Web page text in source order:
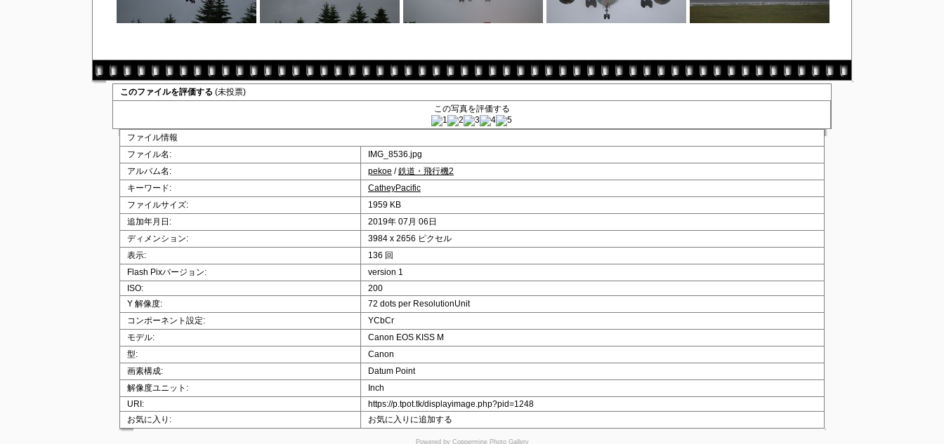
このファイルを評価する (未投票)
この写真を評価する
ファイル情報
ファイル名:
IMG_8536.jpg
アルバム名:
pekoe /鉄道・飛行機2
キーワード:
CatheyPacific
ファイルサイズ:
1959 KB
追加年月日:
2019年 07月 06日
ディメンション:
3984 x 2656 ピクセル
表示:
136 回
Flash Pixバージョン:
version 1
ISO:
200
Y 解像度:
72 dots per ResolutionUnit
コンポーネント設定:
YCbCr
モデル:
Canon EOS KISS M
型:
Canon
画素構成:
Datum Point
解像度ユニット:
Inch
URI:
https://p.tpot.tk/displayimage.php?pid=1248
お気に入り:
お気に入りに追加する
Powered by Coppermine Photo Gallery